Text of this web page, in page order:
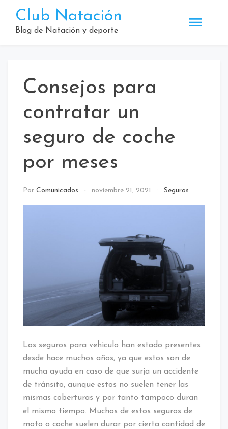
contenido
Club Natación
Blog de Natación y deporte
Consejos para
contratar un
seguro de coche
por meses
Por Comunicados noviembre 21, 2021 Seguros
Los seguros para vehículo han estado presentes
desde hace muchos años, ya que estos son de
mucha ayuda en caso de que surja un accidente
de tránsito, aunque estos no suelen tener las
mismas coberturas y por tanto tampoco duran
el mismo tiempo. Muchos de estos seguros de
moto o coche suelen durar por cierta cantidad de